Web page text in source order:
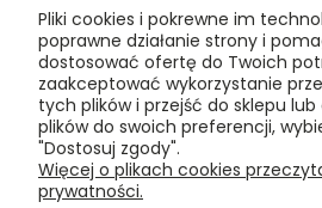
Kontakt:
t:+48 609 155 327
e:vinyltamka@gmail.com
ul. Chmielna 20, 00-020 Warszawa
Pliki cookies i pokrewne im
poprawne działanie strony i
dostosować ofertę do Twoich
zaakceptować wykorzystanie
tych plików i przejść do sklepu
plików do swoich preferencji,
"Dostosuj zgody".
Więcej o plikach cookies
prywatności.